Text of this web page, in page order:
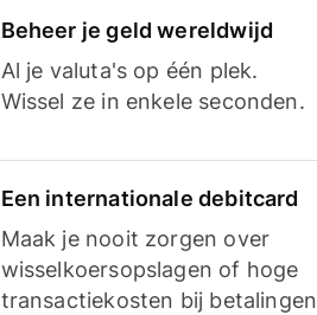
Beheer je geld wereldwijd
Al je valuta's op één plek.
Wissel ze in enkele seconden.
Een internationale debitcard
Maak je nooit zorgen over
wisselkoersopslagen of hoge
transactiekosten bij betalingen